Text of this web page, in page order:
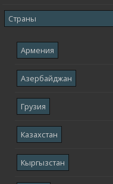
Страны
Армения
Азербайджан
Грузия
Казахстан
Кыргызстан